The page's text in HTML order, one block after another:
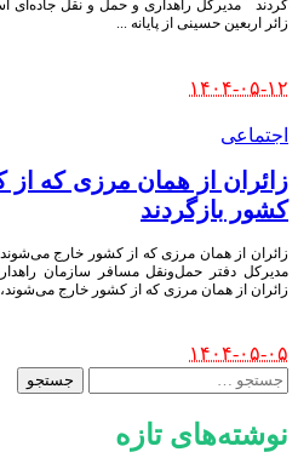
زائر اربعین حسینی از پایانه ...
by
۱۴۰۴-۰۵-۱۲
اجتماعی
زائران از همان مرزی که
کشور بازگردند
زائران از همان مرزی که از کشور خارج
مدیرکل دفتر حمل‌ونقل مسافر سازمان
زائران از همان مرزی که از کشور خارج می‌شوند،
by
۱۴۰۴-۰۵-۰۵
جستجو
برای:
نوشته‌های تازه